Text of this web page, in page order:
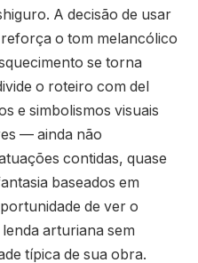
A decisão de usar
o tom melancólico
se torna
o roteiro com del
e simbolismos visuais
— ainda não
contidas, quase
baseados em
de ver o
arturiana sem
típica de sua obra.